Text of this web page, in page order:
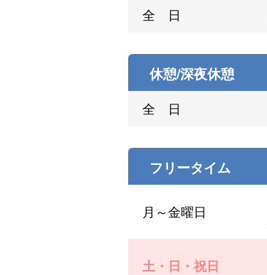
全 日
休憩/深夜休憩
全 日
フリータイム
月～金曜日
土・日・祝日